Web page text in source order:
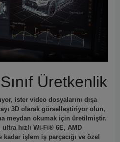
Üretkenlik
ister video dosyalarını dışa
3D olarak görselleştiriyor olun,
meydan okumak için üretilmiştir.
hızlı Wi-Fi® 6E, AMD
işlem iş parçacığı ve özel